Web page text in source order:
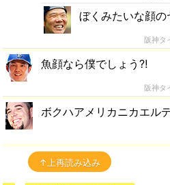
ぼくみたいな顔の
阪神タ
魚顔なら僕でしょう⁈
阪神タ
ボクハアメリカニカエル
↑上再読み込み